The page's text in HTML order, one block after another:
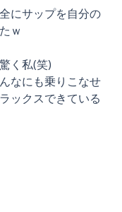
にサップを自分の
ｗ
く私(笑)
なにも乗りこなせ
ックスできている